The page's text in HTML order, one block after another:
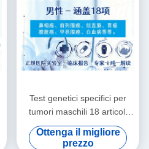
Test genetici specifici per
tumori maschili 18 articoli
Test genetici per malattie
Ottenga il migliore
prezzo